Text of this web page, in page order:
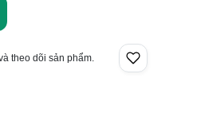
theo dõi sản phẩm.